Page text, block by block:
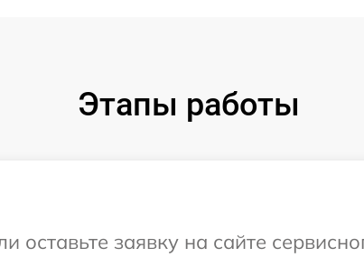
Этапы работы
оставьте заявку на сайте